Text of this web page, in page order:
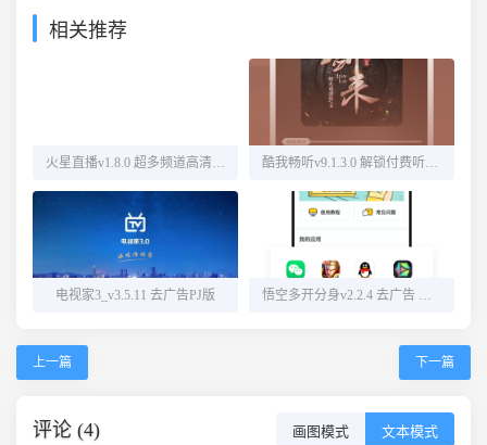
相关推荐
火星直播v1.8.0 超多频道高清直播 酷我畅听v9.1.3.0 解锁付费听书源
电视家3_v3.5.11 去广告PJ版 悟空多开分身v2.2.4 去广告 解锁会员
上一篇 下一篇
评论 (4) 画图模式 文本模式